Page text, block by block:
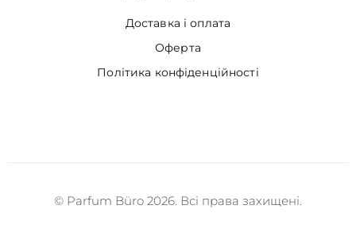
Доставка і оплата
Оферта
Політика конфіденційності
© Parfum Büro 2026. Всі права захищені.